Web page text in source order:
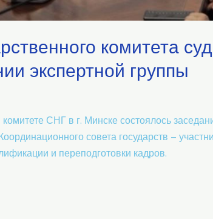
комитета
экспертной группы
СНГ в г. Минске состоялось
совета государств –
и переподготовки кадров.